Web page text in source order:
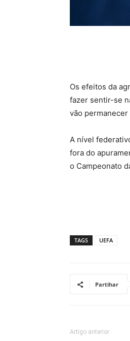
Os efeitos da
fazer sentir-se
vão
A nível
fora do
o Campeonato
TAGS UEFA
Partihar
Artigo anterior